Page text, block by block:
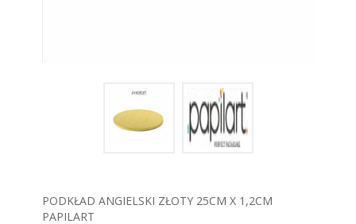
PODKŁAD ANGIELSKI ZŁOTY 25CM X 1,2CM
PAPILART